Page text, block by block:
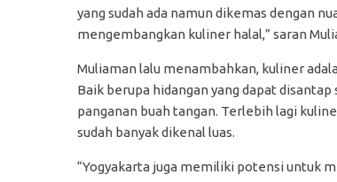
yang sudah ada namun dikemas dengan
mengembangkan kuliner halal,” saran
Muliaman lalu menambahkan, kuliner
Baik berupa hidangan yang dapat
panganan buah tangan. Terlebih lagi
sudah banyak dikenal luas.
“Yogyakarta juga memiliki potensi untuk